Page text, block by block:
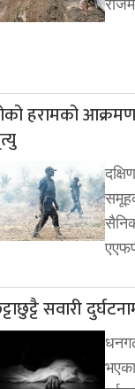
हरामको
सवारी